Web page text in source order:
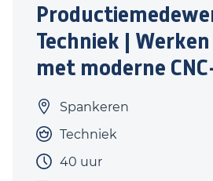
Techniek |
met moderne
Spankeren
Techniek
40 uur